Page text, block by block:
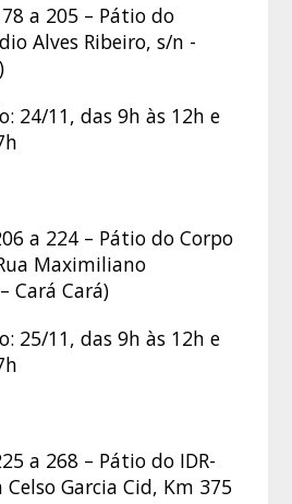
205 – Pátio do
Alves Ribeiro, s/n -
11, das 9h às 12h e
224 – Pátio do Corpo
Maximiliano
Cará Cará)
11, das 9h às 12h e
268 – Pátio do IDR-
Celso Garcia Cid, Km 375